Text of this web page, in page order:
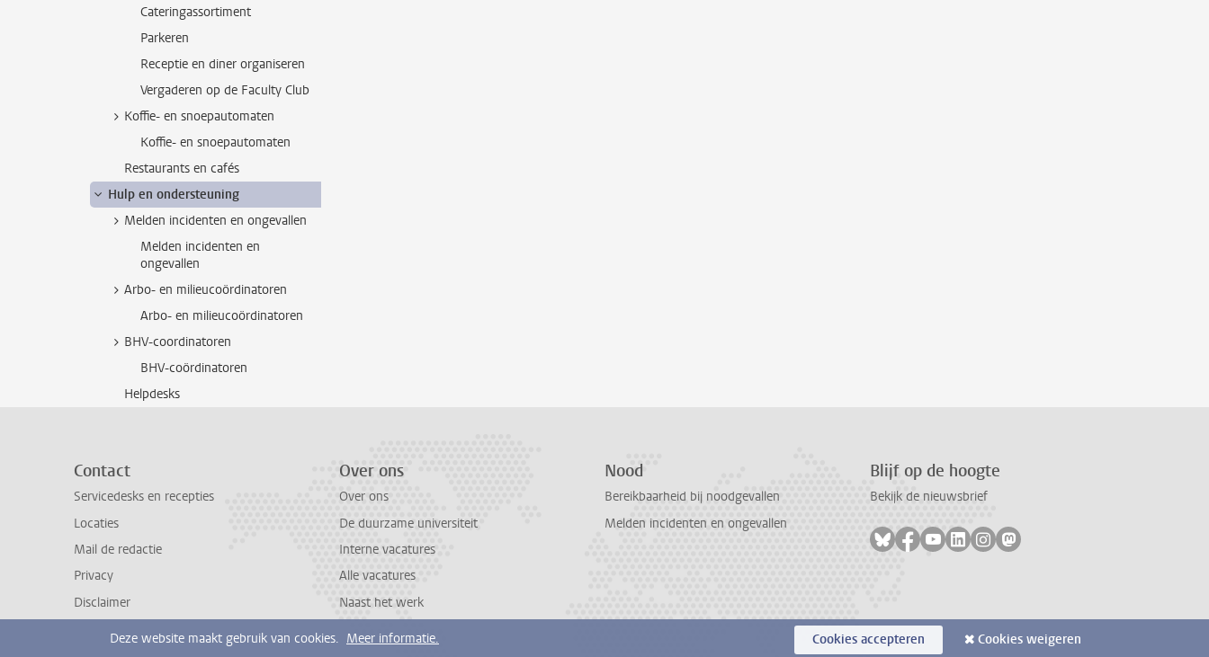
Cateringassortiment
Parkeren
Receptie en diner organiseren
Vergaderen op de Faculty Club
Koffie- en snoepautomaten
Koffie- en snoepautomaten
Restaurants en cafés
Hulp en ondersteuning
Melden incidenten en ongevallen
Melden incidenten en
ongevallen
Arbo- en milieucoördinatoren
Arbo- en milieucoördinatoren
BHV-coordinatoren
BHV-coördinatoren
Helpdesks
Contact
Servicedesks en recepties
Locaties
Mail de redactie
Privacy
Disclaimer
Over ons
Over ons
De duurzame universiteit
Interne vacatures
Alle vacatures
Naast het werk
Nood
Bereikbaarheid bij noodgevallen
Melden incidenten en ongevallen
Blijf op de hoogte
Bekijk de nieuwsbrief
Volg ons op bluesky
Volg ons op facebook
Volg ons op youtube
Volg ons op linkedin
Volg ons op instagram
Volg ons op mastodon
Deze website maakt gebruik van cookies. Meer informatie. Cookies accepteren Cookies weigeren